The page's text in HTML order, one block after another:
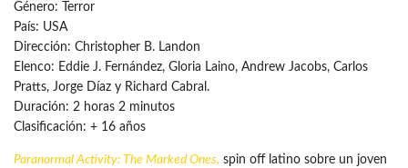
Género: Terror
País: USA
Dirección: Christopher B. Landon
Elenco: Eddie J. Fernández, Gloria Laino, Andrew Jacobs, Carlos
Pratts, Jorge Díaz y Richard Cabral.
Duración: 2 horas 2 minutos
Clasificación: + 16 años
Paranormal Activity: The Marked Ones, spin off latino sobre un joven